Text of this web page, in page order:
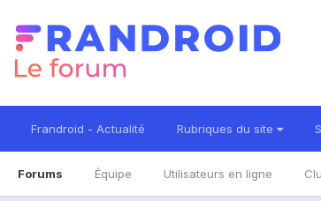
Frandroid - Actualité Rubriques du site
Forums Équipe Utilisateurs en ligne